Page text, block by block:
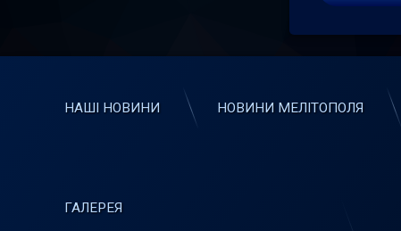
НАШІ НОВИНИ НОВИНИ МЕЛІТОПОЛЯ
ГАЛЕРЕЯ